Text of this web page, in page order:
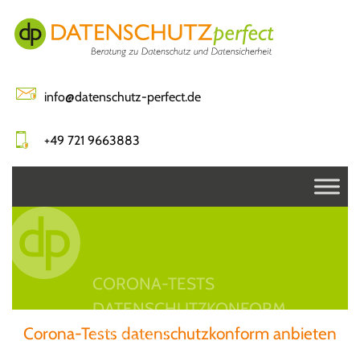
content
info@datenschutz-perfect.de
+49 721 9663883
CORONA-TESTS
DATENSCHUTZKONFORM
ANBIETEN
Corona-Tests datenschutzkonform anbieten